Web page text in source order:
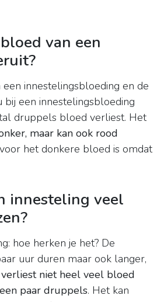
van een
innestelingsbloeding en de
bij een innestelingsbloeding
druppels bloed verliest. Het
maar kan ook rood
het donkere bloed is omdat
innesteling veel
hoe herken je het? De
uur duren maar ook langer,
verliest niet heel veel bloed
paar druppels. Het kan